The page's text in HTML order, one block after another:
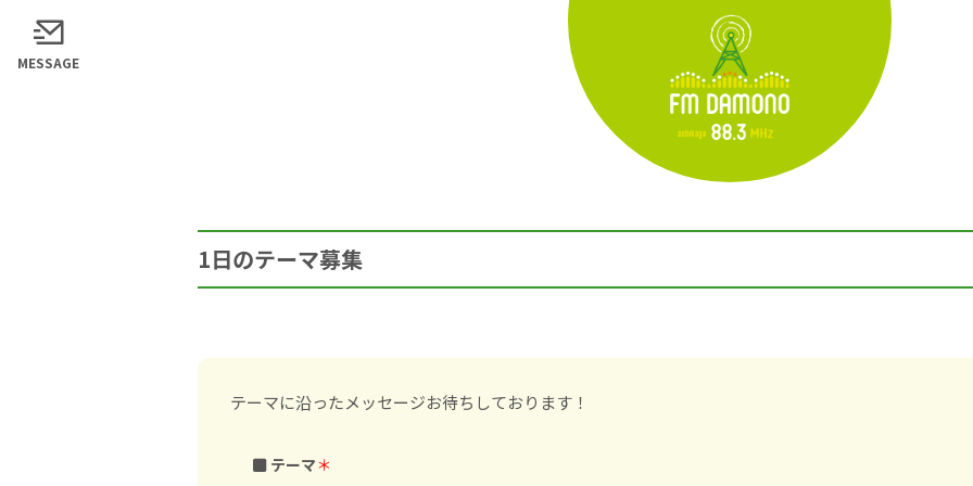
MESSAGE
1日のテーマ募集
テーマに沿ったメッセージお待ちしております！
テーマ＊